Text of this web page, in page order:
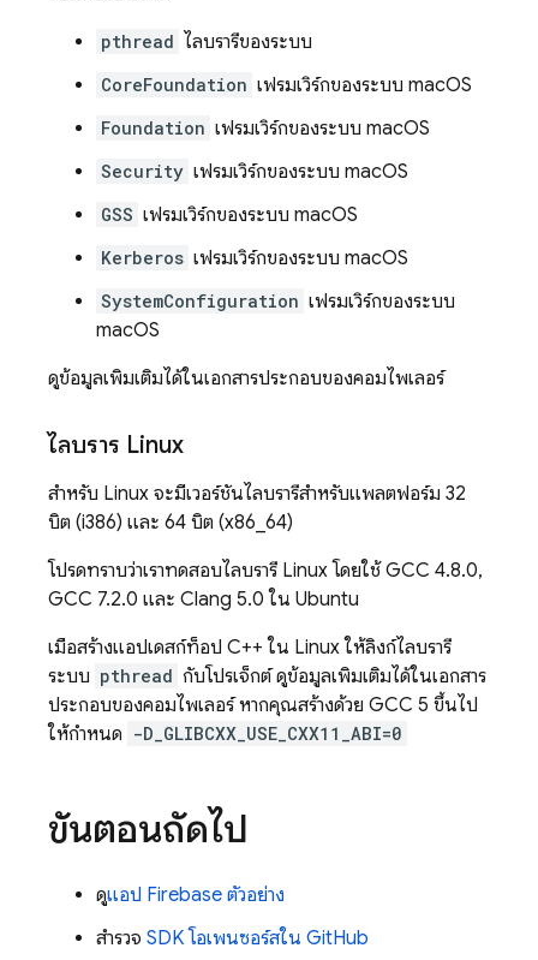
pthread ไลบรารีของระบบ
CoreFoundation เฟรมเวิร์กของระบบ macOS
Foundation เฟรมเวิร์กของระบบ macOS
Security เฟรมเวิร์กของระบบ macOS
GSS เฟรมเวิร์กของระบบ macOS
Kerberos เฟรมเวิร์กของระบบ macOS
SystemConfiguration เฟรมเวิร์กของระบบ
macOS
ดูข้อมูลเพิ่มเติมได้ในเอกสารประกอบของคอมไพเลอร์
ไลบรารี Linux
สำหรับ Linux จะมีเวอร์ชันไลบรารีสำหรับแพลตฟอร์ม 32
บิต (i386) และ 64 บิต (x86_64)
โปรดทราบว่าเราทดสอบไลบรารี Linux โดยใช้ GCC 4.8.0,
GCC 7.2.0 และ Clang 5.0 ใน Ubuntu
เมื่อสร้างแอปเดสก์ท็อป C++ ใน Linux ให้ลิงก์ไลบรารี
ระบบ pthread กับโปรเจ็กต์ ดูข้อมูลเพิ่มเติมได้ในเอกสาร
ประกอบของคอมไพเลอร์ หากคุณสร้างด้วย GCC 5 ขึ้นไป
ให้กำหนด -D_GLIBCXX_USE_CXX11_ABI=0
ขั้นตอนถัดไป
ดูแอป Firebase ตัวอย่าง
สำรวจ SDK โอเพนซอร์สใน GitHub